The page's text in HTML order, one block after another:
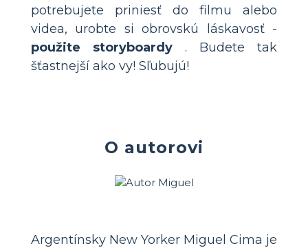
potrebujete priniesť do filmu alebo
videa, urobte si obrovskú láskavosť -
použite storyboardy . Budete tak
šťastnejší ako vy! Sľubujú!
O autorovi
Argentínsky New Yorker Miguel Cima je